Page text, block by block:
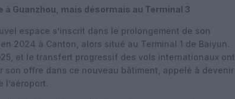
à Guanzhou, mais désormais au Terminal 3
espace s’inscrit dans le prolongement de son
2024 à Canton, alors situé au Terminal 1 de Baiyun.
et le transfert progressif des vols internationaux ont
son offre dans ce nouveau bâtiment, appelé à devenir